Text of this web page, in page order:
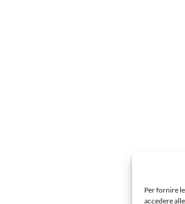
Per fornire
accedere